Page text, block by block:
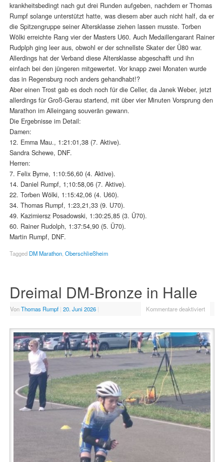
krankheitsbedingt nach gut drei Runden aufgeben, nachdem er Thomas
Rumpf solange unterstützt hatte, was diesem aber auch nicht half, da er
die Spitzengruppe seiner Altersklasse ziehen lassen musste. Torben
Wölki erreichte Rang vier der Masters U60. Auch Medaillengarant Rainer
Rudplph ging leer aus, obwohl er der schnellste Skater der Ü80 war.
Allerdings hat der Verband diese Altersklasse abgeschafft und ihn
einfach bei den jüngeren mitgewertet. Vor knapp zwei Monaten wurde
das in Regensburg noch anders gehandhabt!?
Aber einen Trost gab es doch noch für die Celler, da Janek Weber, jetzt
allerdings für Groß-Gerau startend, mit über vier Minuten Vorsprung den
Marathon im Alleingang souverän gewann.
Die Ergebnisse im Detail:
Damen:
12. Emma Mau., 1:21:01,38 (7. Aktive).
Sandra Schewe, DNF.
Herren:
7. Felix Byrne, 1:10:56,60 (4. Aktive).
14. Daniel Rumpf, 1;10:58,06 (7. Aktive).
22. Torben Wölki, 1:15:42,06 (4. U60).
34. Thomas Rumpf, 1:23,21,33 (9. U70).
49. Kazimiersz Posadowski, 1:30:25,85 (3. Ü70).
60. Rainer Rudolph, 1:37:54,90 (5. Ü70).
Martin Rumpf, DNF.
Tagged DM Marathon, Oberschließheim
Dreimal DM-Bronze in Halle
VonThomas Rumpf | 20. Juni 2026 | Kommentare deaktiviert